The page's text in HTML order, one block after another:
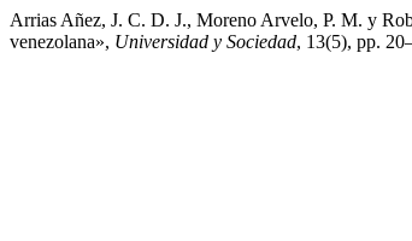
Arrias Añez, J. C. D. J., Moreno Arvelo, P. M. y
venezolana», Universidad y Sociedad, 13(5), pp.